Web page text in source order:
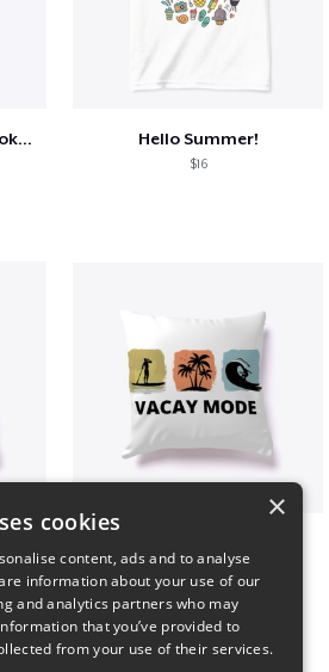
What's Up Beaches Brooklyn 99 Holts Tank Hello Summer!
$16
×
cookies
content, ads and to analyse
information about your use of our
and analytics partners who may
that you’ve provided to
from your use of their services.